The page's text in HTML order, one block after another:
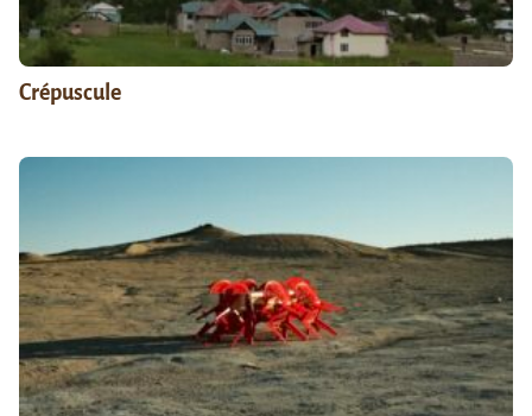
Crépuscule